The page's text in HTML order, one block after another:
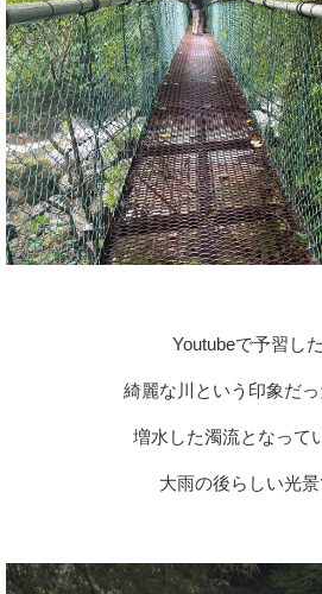
Youtubeで予習し
綺麗な川という印象だっ
増水した濁流となって
大雨の後らしい光景